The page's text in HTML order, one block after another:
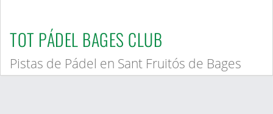
TOT PÁDEL BAGES CLUB
Pistas de Pádel en Sant Fruitós de Bages